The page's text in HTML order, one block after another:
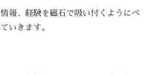
報、経験を磁石で吸い付くようにペ
いきます。